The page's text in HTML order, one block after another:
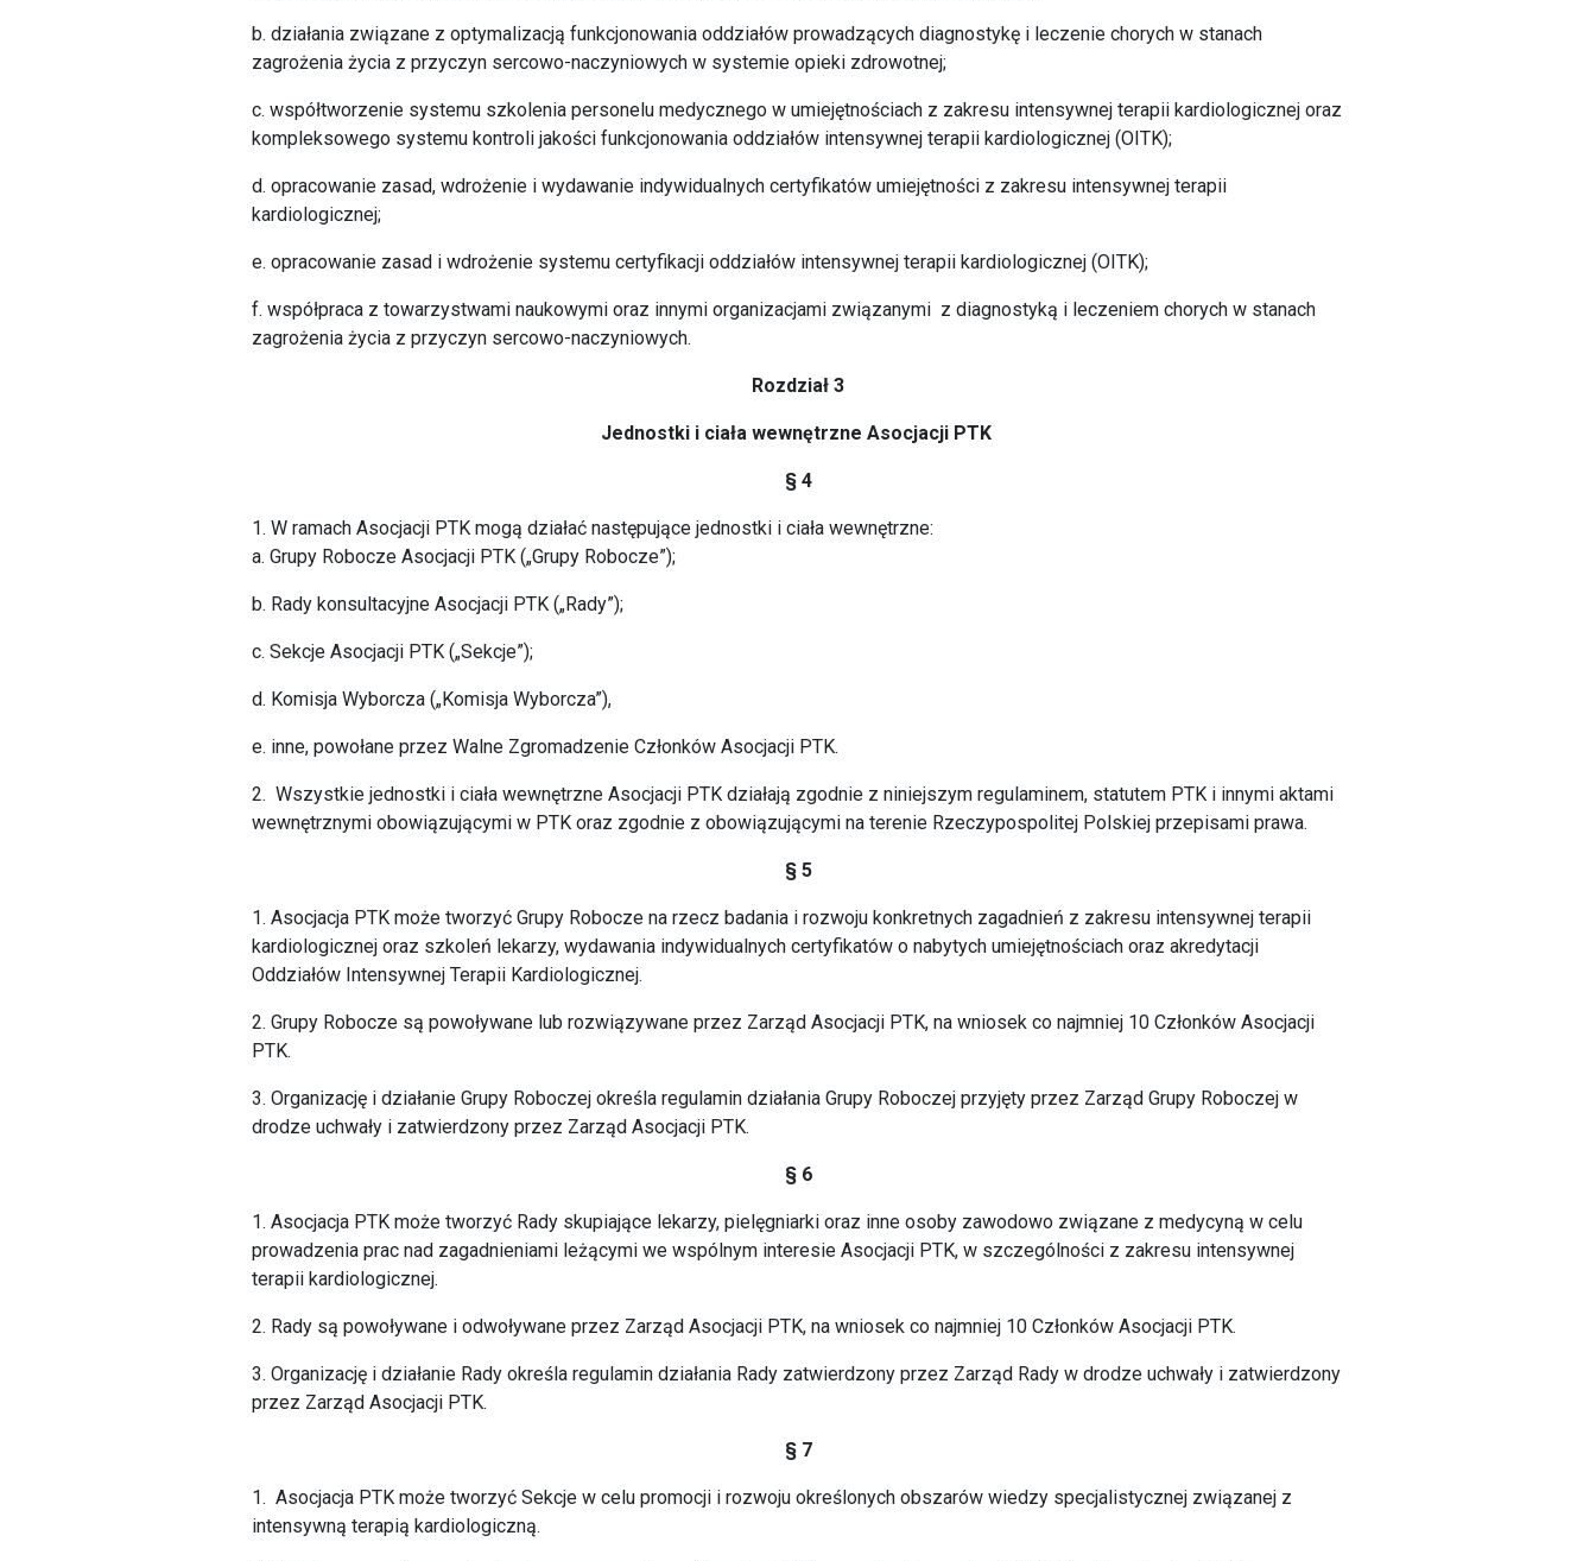
b. działania związane z optymalizacją funkcjonowania oddziałów prowadzących diagnostykę i leczenie chorych w stanach
zagrożenia życia z przyczyn sercowo-naczyniowych w systemie opieki zdrowotnej;
c. współtworzenie systemu szkolenia personelu medycznego w umiejętnościach z zakresu intensywnej terapii kardiologicznej oraz
kompleksowego systemu kontroli jakości funkcjonowania oddziałów intensywnej terapii kardiologicznej (OITK);
d. opracowanie zasad, wdrożenie i wydawanie indywidualnych certyfikatów umiejętności z zakresu intensywnej terapii
kardiologicznej;
e. opracowanie zasad i wdrożenie systemu certyfikacji oddziałów intensywnej terapii kardiologicznej (OITK);
f. współpraca z towarzystwami naukowymi oraz innymi organizacjami związanymi z diagnostyką i leczeniem chorych w stanach
zagrożenia życia z przyczyn sercowo-naczyniowych.
Rozdział 3
Jednostki i ciała wewnętrzne Asocjacji PTK
§ 4
1. W ramach Asocjacji PTK mogą działać następujące jednostki i ciała wewnętrzne:
a. Grupy Robocze Asocjacji PTK („Grupy Robocze”);
b. Rady konsultacyjne Asocjacji PTK („Rady”);
c. Sekcje Asocjacji PTK („Sekcje”);
d. Komisja Wyborcza („Komisja Wyborcza”),
e. inne, powołane przez Walne Zgromadzenie Członków Asocjacji PTK.
2. Wszystkie jednostki i ciała wewnętrzne Asocjacji PTK działają zgodnie z niniejszym regulaminem, statutem PTK i innymi aktami
wewnętrznymi obowiązującymi w PTK oraz zgodnie z obowiązującymi na terenie Rzeczypospolitej Polskiej przepisami prawa.
§ 5
1. Asocjacja PTK może tworzyć Grupy Robocze na rzecz badania i rozwoju konkretnych zagadnień z zakresu intensywnej terapii
kardiologicznej oraz szkoleń lekarzy, wydawania indywidualnych certyfikatów o nabytych umiejętnościach oraz akredytacji
Oddziałów Intensywnej Terapii Kardiologicznej.
2. Grupy Robocze są powoływane lub rozwiązywane przez Zarząd Asocjacji PTK, na wniosek co najmniej 10 Członków Asocjacji
PTK.
3. Organizację i działanie Grupy Roboczej określa regulamin działania Grupy Roboczej przyjęty przez Zarząd Grupy Roboczej w
drodze uchwały i zatwierdzony przez Zarząd Asocjacji PTK.
§ 6
1. Asocjacja PTK może tworzyć Rady skupiające lekarzy, pielęgniarki oraz inne osoby zawodowo związane z medycyną w celu
prowadzenia prac nad zagadnieniami leżącymi we wspólnym interesie Asocjacji PTK, w szczególności z zakresu intensywnej
terapii kardiologicznej.
2. Rady są powoływane i odwoływane przez Zarząd Asocjacji PTK, na wniosek co najmniej 10 Członków Asocjacji PTK.
3. Organizację i działanie Rady określa regulamin działania Rady zatwierdzony przez Zarząd Rady w drodze uchwały i zatwierdzony
przez Zarząd Asocjacji PTK.
§ 7
1. Asocjacja PTK może tworzyć Sekcje w celu promocji i rozwoju określonych obszarów wiedzy specjalistycznej związanej z
intensywną terapią kardiologiczną.